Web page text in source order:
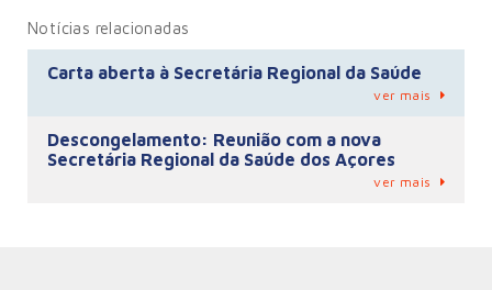
Notícias relacionadas
Carta aberta à Secretária Regional da Saúde
ver mais
Descongelamento: Reunião com a nova
Secretária Regional da Saúde dos Açores
ver mais